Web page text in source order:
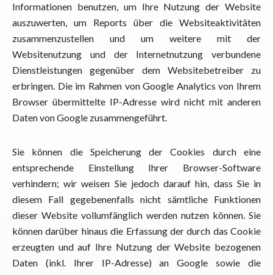
Informationen benutzen, um Ihre Nutzung der Website
auszuwerten, um Reports über die Websiteaktivitäten
zusammenzustellen und um weitere mit der
Websitenutzung und der Internetnutzung verbundene
Dienstleistungen gegenüber dem Websitebetreiber zu
erbringen. Die im Rahmen von Google Analytics von Ihrem
Browser übermittelte IP-Adresse wird nicht mit anderen
Daten von Google zusammengeführt.
Sie können die Speicherung der Cookies durch eine
entsprechende Einstellung Ihrer Browser-Software
verhindern; wir weisen Sie jedoch darauf hin, dass Sie in
diesem Fall gegebenenfalls nicht sämtliche Funktionen
dieser Website vollumfänglich werden nutzen können. Sie
können darüber hinaus die Erfassung der durch das Cookie
erzeugten und auf Ihre Nutzung der Website bezogenen
Daten (inkl. Ihrer IP-Adresse) an Google sowie die